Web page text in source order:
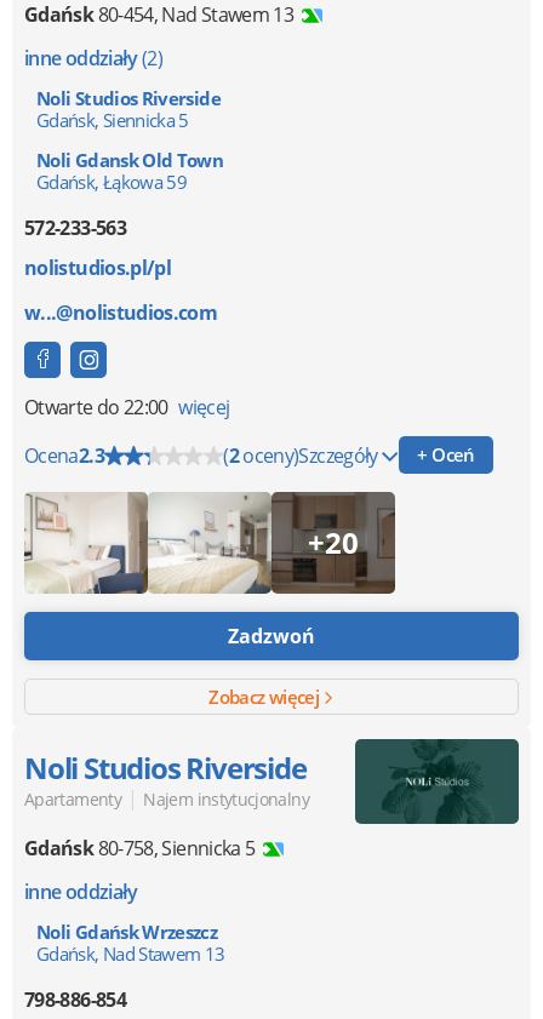
Gdańsk80-454,Nad Stawem 13
inne oddziały(2)
Noli Studios Riverside
Gdańsk, Siennicka 5
Noli Gdansk Old Town
Gdańsk, Łąkowa 59
572-233-563
nolistudios.pl/pl
w...@nolistudios.com
Otwartedo 22:00 więcej
Ocena2.3 (2oceny)Szczegóły + Oceń
+20
Zadzwoń
Zobacz więcej
Noli Studios Riverside
Apartamenty | Najem instytucjonalny
Gdańsk80-758,Siennicka 5
inne oddziały
Noli Gdańsk Wrzeszcz
Gdańsk, Nad Stawem 13
798-886-854